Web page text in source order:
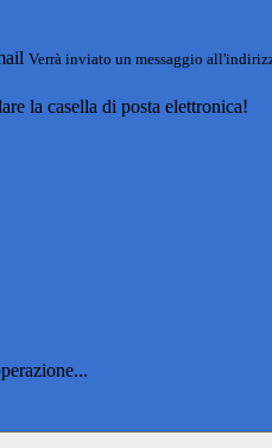
Verrà inviato un messaggio
la casella di posta elettronica!